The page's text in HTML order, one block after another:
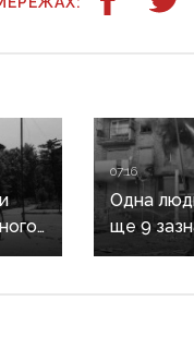
07:16
Одна
ще 9
воєнні